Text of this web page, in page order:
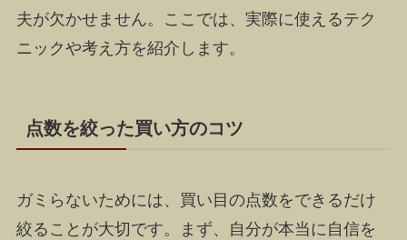
夫が欠かせません。ここでは、実際に使えるテク
ニックや考え方を紹介します。
点数を絞った買い方のコツ
ガミらないためには、買い目の点数をできるだけ
絞ることが大切です。まず、自分が本当に自信を